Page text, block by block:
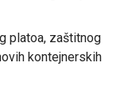
platoa, zaštitnog
kontejnerskih